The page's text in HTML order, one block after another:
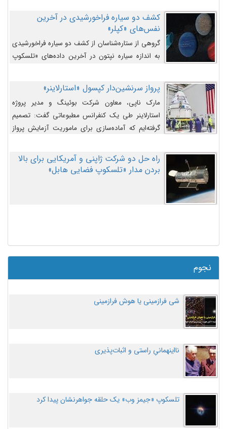
کشف دو سیاره فراخورشیدی در آخرین
نفس‌های «کپلر»
گروهی از ستاره‌شناسان از کشف دو سیاره فراخورشیدی
به اندازه سیاره نپتون در آخرین داده‌های «تلسکوپ
پرواز سرنشین‌دار کپسول «استارلاینر»
مارک ناپی، معاون شرکت بوئینگ و مدیر پروژه
استارلاینر طی یک کنفرانس مطبوعاتی گفت: تصمیم
گرفته‌ایم که آماده‌سازی برای ماموریت آزمایش پرواز
اصلاح کنیم.
راه حل دو شرکت ژاپنی و آمریکایی برای بالا
بردن مدار «تلسکوپ فضایی هابل»
نجوم
شی فرازمینی یا هوش فرازمینی
نااینهمانیِ راستی و اثبات‌پذیری
تلسکوپ «جیمز وب» یک حلقه جواهرنشان پیدا کرد